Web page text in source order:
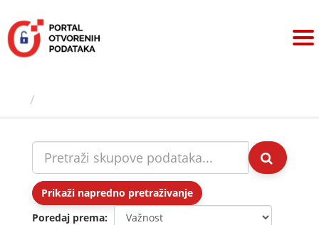
sadržaj
Prikaži napredno pretraživanje
Poredaj prema